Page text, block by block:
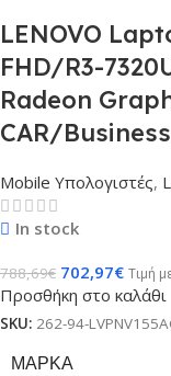
LENOVO
FHD/R3-
Radeon
CAR/
Mobile Υπολογιστές,
In stock
788,69€ 702,97€ Τιμή
Προσθήκη στο καλάθι
SKU: 262-94-
ΜΆΡΚΑ